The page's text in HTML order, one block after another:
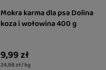
Mokra karma dla psa Dolina
koza i wołowina 400 g
9,99 zł
24,98 zł / kg